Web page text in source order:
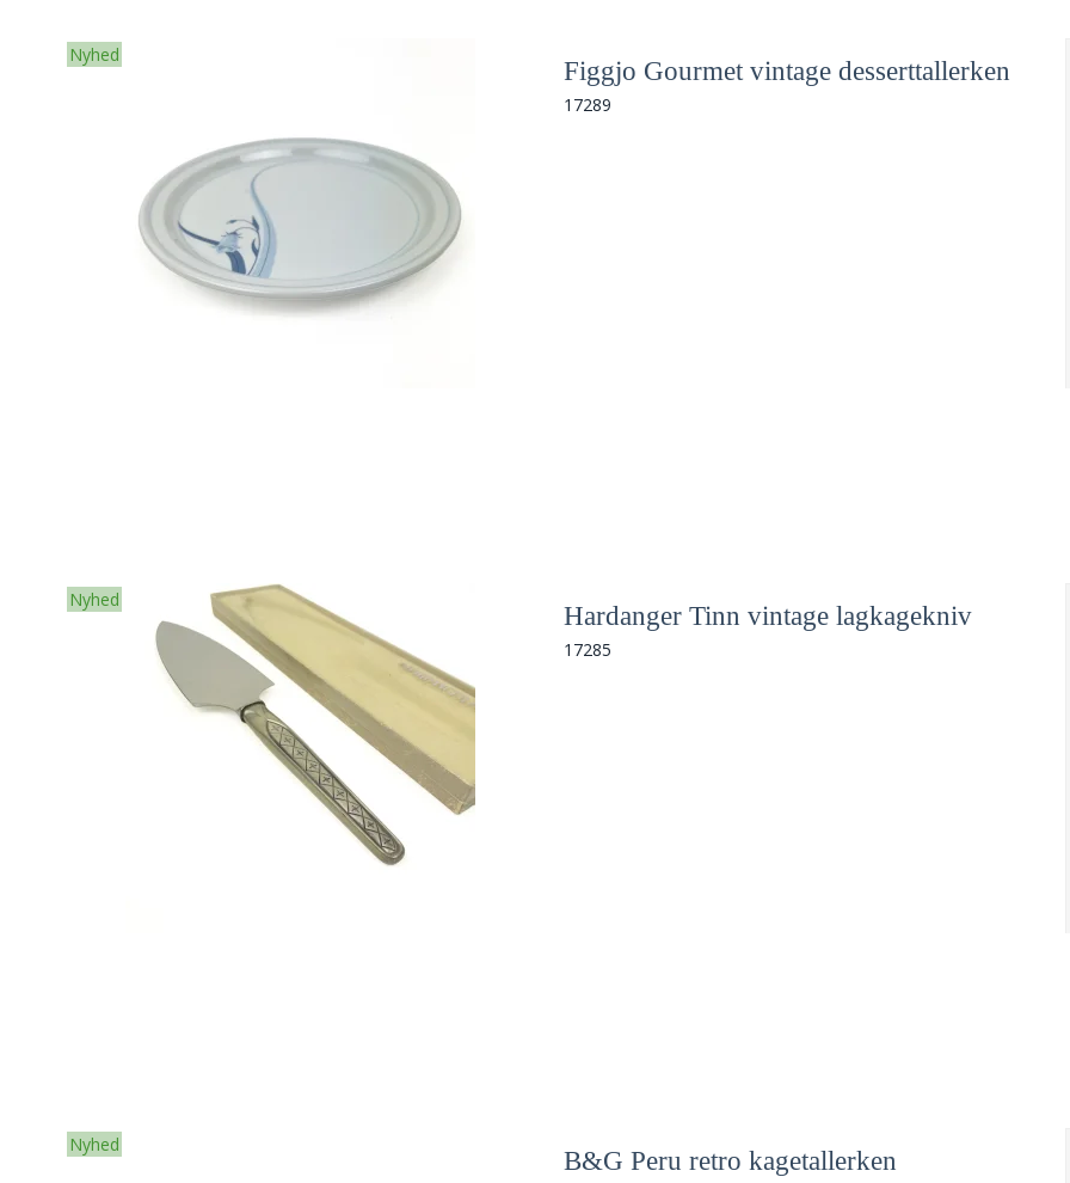
Nyhed
Figgjo Gourmet vintage desserttallerken
17289
Nyhed
Hardanger Tinn vintage lagkagekniv
17285
Nyhed
B&G Peru retro kagetallerken